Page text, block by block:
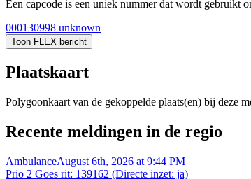
Een capcode is een uniek nummer dat wordt gebruikt
000130998 unknown
Toon FLEX bericht
Plaatskaart
Polygoonkaart van de gekoppelde plaats(en) bij deze
Recente meldingen in de regio
AmbulanceAugust 6th, 2026 at 9:44 PM
Prio 2 Goes rit: 139162 (Directe inzet: ja)